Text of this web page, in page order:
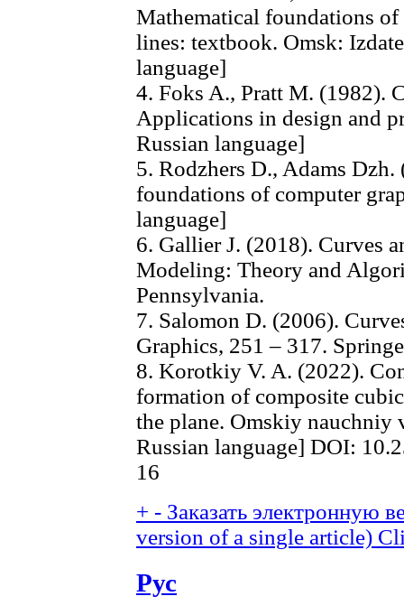
Mathematical foundations
lines: textbook. Omsk:
language]
4. Foks A., Pratt M. (1982).
Applications in design and
Russian language]
5. Rodzhers D., Adams
foundations of computer
language]
6. Gallier J. (2018). Curves
Modeling: Theory and
Pennsylvania.
7. Salomon D. (2006).
Graphics, 251 – 317.
8. Korotkiy V. A. (2022).
formation of composite
the plane. Omskiy
Russian language] DOI:
16
+ - Заказать электронную
version of a single article)
Рус